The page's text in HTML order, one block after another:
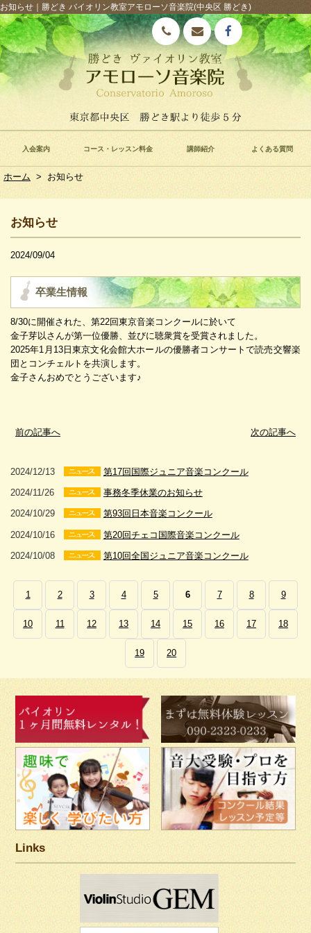
お知らせ｜勝どき バイオリン教室アモローソ音楽院(中央区 勝どき)
入会案内 コース・レッスン料金 講師紹介 よくある質問
ホーム > お知らせ
お知らせ
2024/09/04
卒業生情報
8/30に開催された、第22回東京音楽コンクールに於いて
金子芽以さんが第一位優勝、並びに聴衆賞を受賞されました。
2025年1月13日東京文化会館大ホールの優勝者コンサートで読売交響楽
団とコンチェルトを共演します。
金子さんおめでとうございます♪
前の記事へ 次の記事へ
2024/12/13 第17回国際ジュニア音楽コンクール
2024/11/26 事務冬季休業のお知らせ
2024/10/29 第93回日本音楽コンクール
2024/10/16 第20回チェコ国際音楽コンクール
2024/10/08 第10回全国ジュニア音楽コンクール
1 2 3 4 5 6 7 8 9
10 11 12 13 14 15 16 17 18
19 20
Links